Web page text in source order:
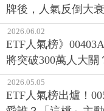
牌後，人氣反倒大
2026.06.02
ETF人氣榜》
將突破300萬人大關
2026.05.05
ETF人氣榜出爐！